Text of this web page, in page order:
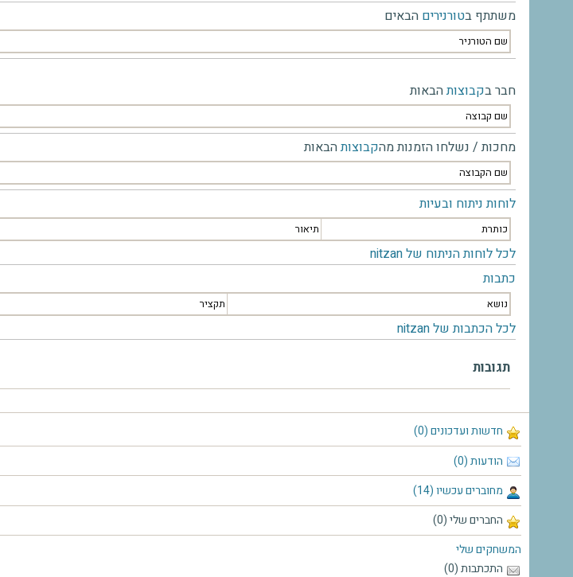
חדשות ועדכונים (0)
הודעות (0)
מחוברים עכשיו (14)
החברים שלי (0)
המשחקים שלי
התכתבות (0)
משתתף בטורנירים הבאים
שם הטורניר
חבר בקבוצותהבאות
שם קבוצה
מחכות / נשלחו הזמנות מהקבוצותהבאות
שם הקבוצה
לוחות ניתוח ובעיות
כותרת תיאור
לכל לוחות הניתוח של nitzan
כתבות
נושא תקציר
לכל הכתבות של nitzan
תגובות